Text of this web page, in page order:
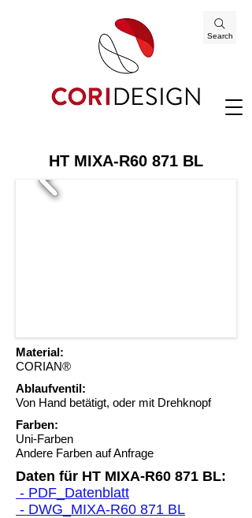
Search
Material:
CORIAN®
Ablaufventil:
Von Hand betätigt, oder mit Drehknopf
Farben:
Uni-Farben
Andere Farben auf Anfrage
Daten für HT MIXA-R60 871 BL:
- PDF_Datenblatt
- DWG_MIXA-R60 871 BL
HT MIXA-R60 871 BL